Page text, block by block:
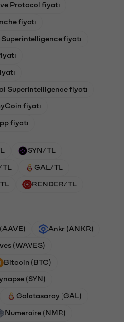
Protocol fiyatı
fiyatı
fiyatı
Superintelligence fiyatı
fiyatı
fiyatı
SYN/TL
GAL/TL
RENDER/TL
Ankr (ANKR)
(WAVES)
Bitcoin (BTC)
(SYN)
Galatasaray (GAL)
Numeraire (NMR)